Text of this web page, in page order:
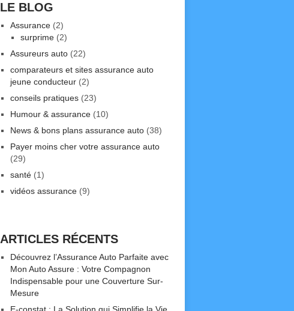
LE BLOG
Assurance (2)
surprime (2)
Assureurs auto (22)
comparateurs et sites assurance auto
jeune conducteur (2)
conseils pratiques (23)
Humour & assurance (10)
News & bons plans assurance auto (38)
Payer moins cher votre assurance auto
(29)
santé (1)
vidéos assurance (9)
ARTICLES RÉCENTS
Découvrez l’Assurance Auto Parfaite avec
Mon Auto Assure : Votre Compagnon
Indispensable pour une Couverture Sur-
Mesure